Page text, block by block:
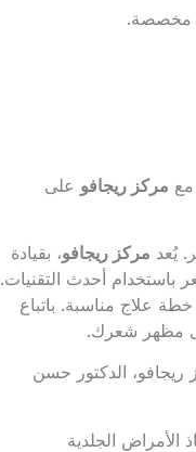
مخصصة.
مركز ريجافو على
يُعد مركز ريجافو، بقيادة
باستخدام أحدث التقنيات.
علاج مناسبة. باتباع
مظهر شعرك.
ريجافو، الدكتور حسن
الجلدية